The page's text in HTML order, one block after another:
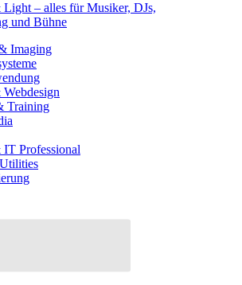
Light – alles für Musiker, DJs,
und Bühne
Imaging
Training
IT Professional